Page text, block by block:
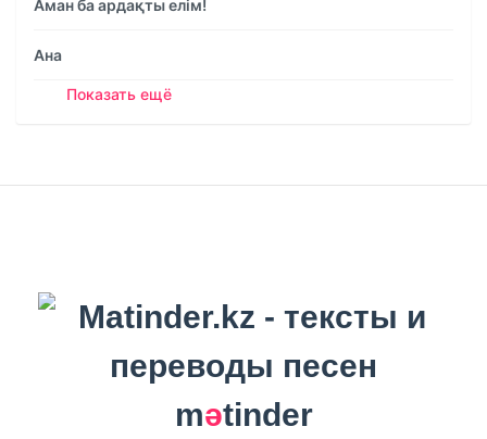
Аман ба ардақты елім!
Ана
Показать ещё
mәtinder